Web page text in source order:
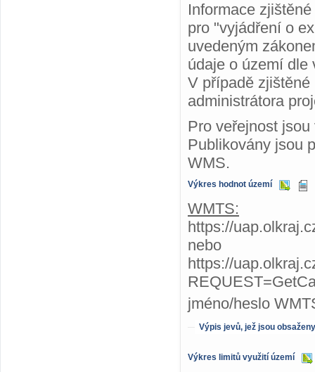
Informace
pro "vyjádření o
uvedeným
údaje o území dle
V případě
administrátora
Pro veřejnost
Publikovány jsou
WMS.
Výkres hodnot území
WMTS:
https://
nebo
https://
jméno/heslo
Výpis jevů, jež jsou
Výkres limitů využití území